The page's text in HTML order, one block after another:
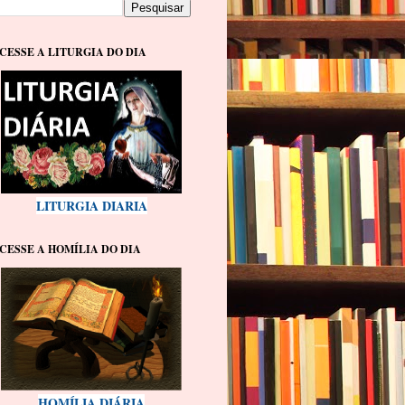
A LITURGIA DO DIA
LITURGIA DIARIA
A HOMÍLIA DO DIA